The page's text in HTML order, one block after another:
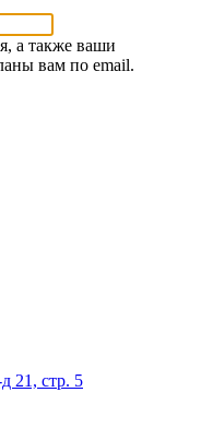
а также ваши
вам по email.
21, стр. 5